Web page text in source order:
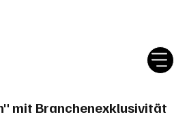
mit Branchenexklusivität